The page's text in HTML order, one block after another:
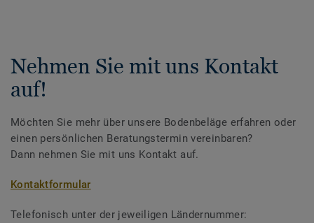
Nehmen Sie mit uns Kontakt
auf!
Möchten Sie mehr über unsere Bodenbeläge erfahren oder
einen persönlichen Beratungstermin vereinbaren?
Dann nehmen Sie mit uns Kontakt auf.
Kontaktformular
Telefonisch unter der jeweiligen Ländernummer: